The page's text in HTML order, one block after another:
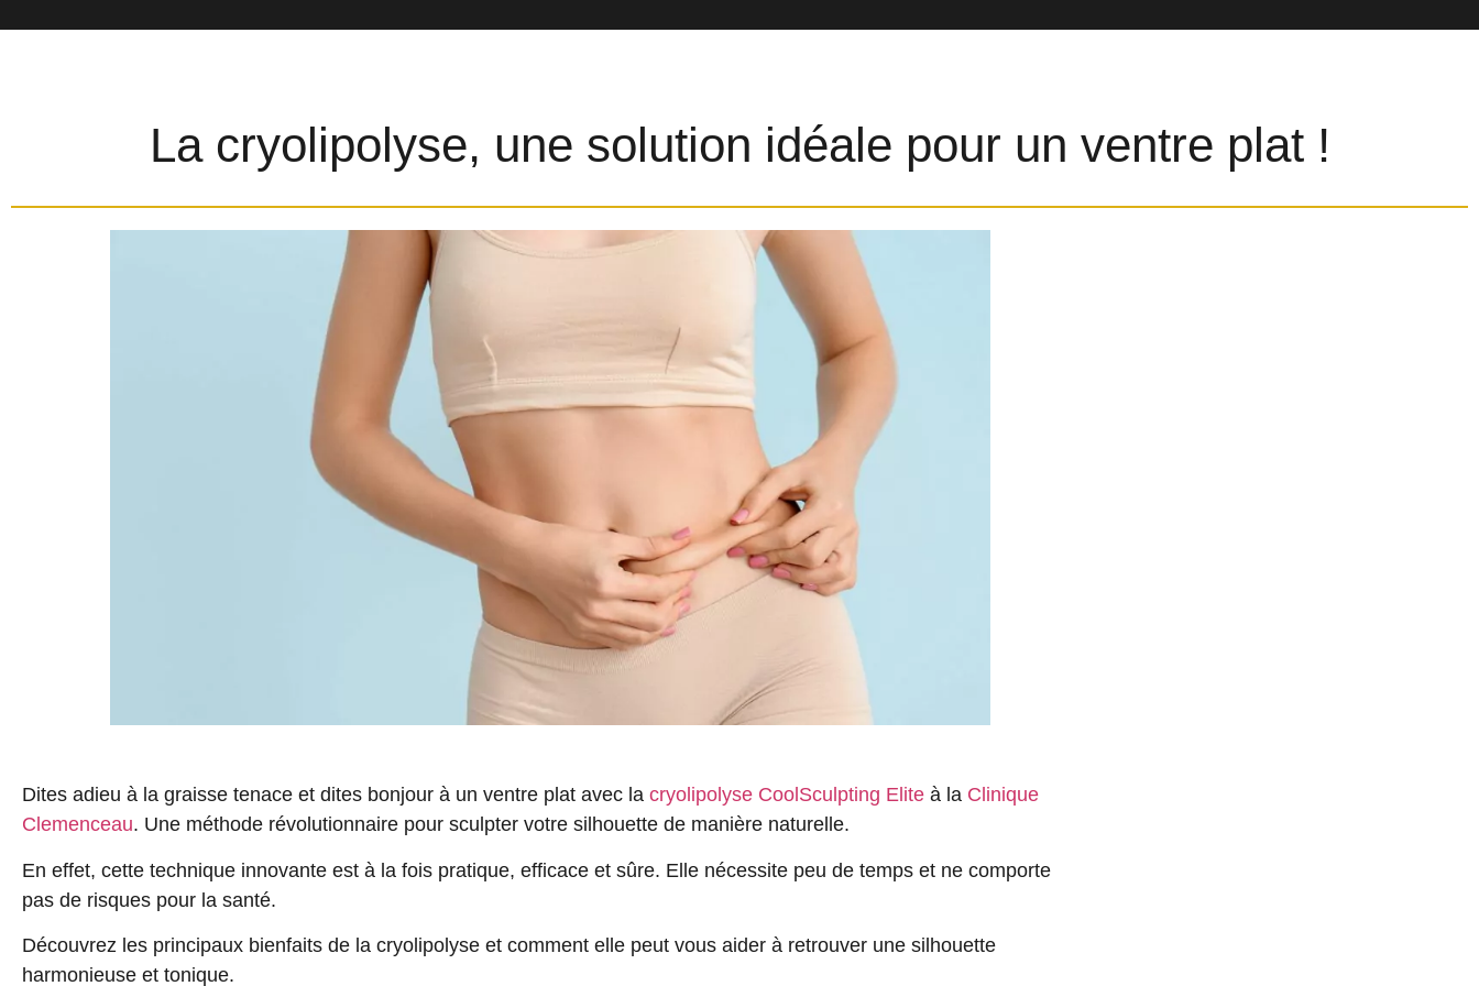
La cryolipolyse, une solution idéale pour un ventre plat !
Dites adieu à la graisse tenace et dites bonjour à un ventre plat avec la cryolipolyse CoolSculpting Elite à la Clinique
Clemenceau. Une méthode révolutionnaire pour sculpter votre silhouette de manière naturelle.
En effet, cette technique innovante est à la fois pratique, efficace et sûre. Elle nécessite peu de temps et ne comporte
pas de risques pour la santé.
Découvrez les principaux bienfaits de la cryolipolyse et comment elle peut vous aider à retrouver une silhouette
harmonieuse et tonique.